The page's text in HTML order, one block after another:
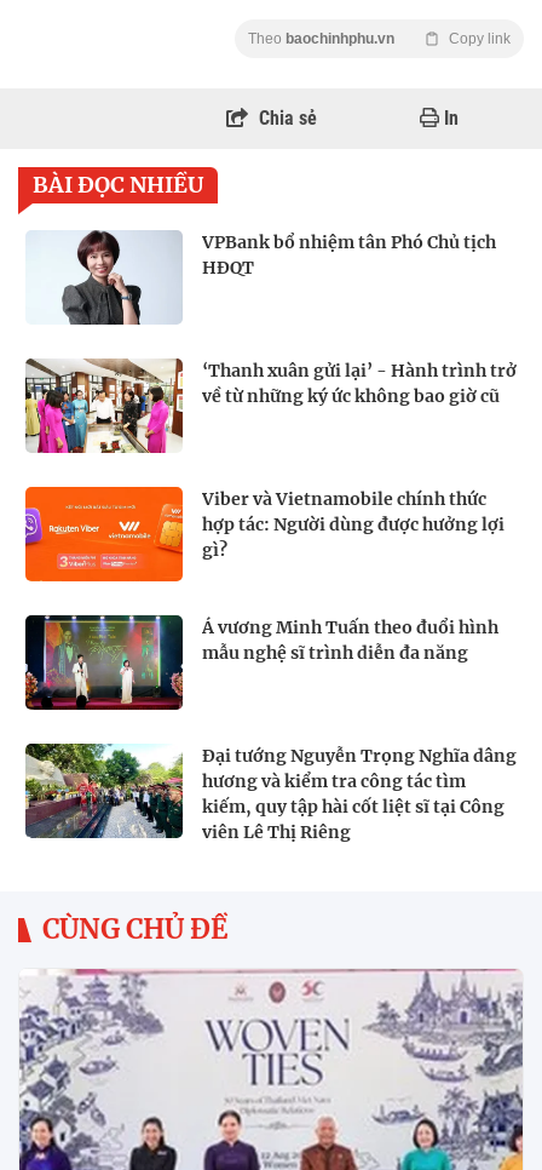
Theo baochinhphu.vn Copy link
Chia sẻ In
BÀI ĐỌC NHIỀU
VPBank bổ nhiệm tân Phó Chủ tịch
HĐQT
‘Thanh xuân gửi lại’ - Hành trình trở
về từ những ký ức không bao giờ cũ
Viber và Vietnamobile chính thức
hợp tác: Người dùng được hưởng lợi
gì?
Á vương Minh Tuấn theo đuổi hình
mẫu nghệ sĩ trình diễn đa năng
Đại tướng Nguyễn Trọng Nghĩa dâng
hương và kiểm tra công tác tìm
kiếm, quy tập hài cốt liệt sĩ tại Công
viên Lê Thị Riêng
CÙNG CHỦ ĐỀ